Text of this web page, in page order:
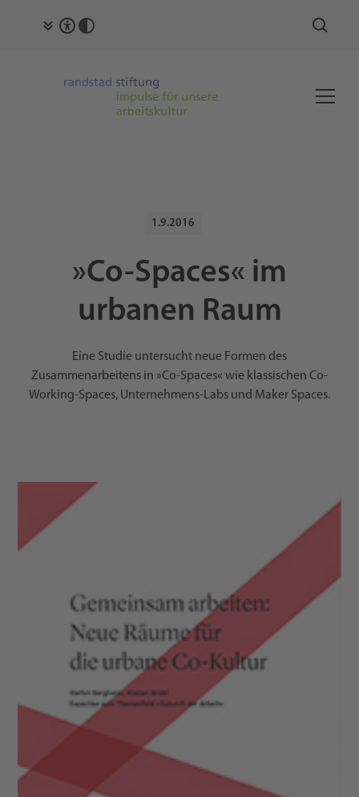
1.9.2016
»Co-Spaces« im
urbanen Raum
Eine Studie untersucht neue Formen des
Zusammenarbeitens in »Co-Spaces« wie klassischen Co-
Working-Spaces, Unternehmens-Labs und Maker Spaces.